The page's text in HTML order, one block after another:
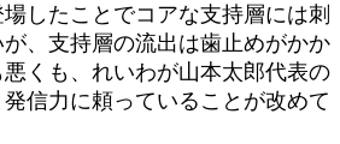
したことでコアな支持層には刺
、支持層の流出は歯止めがかか
くも、れいわが山本太郎代表の
信力に頼っていることが改めて